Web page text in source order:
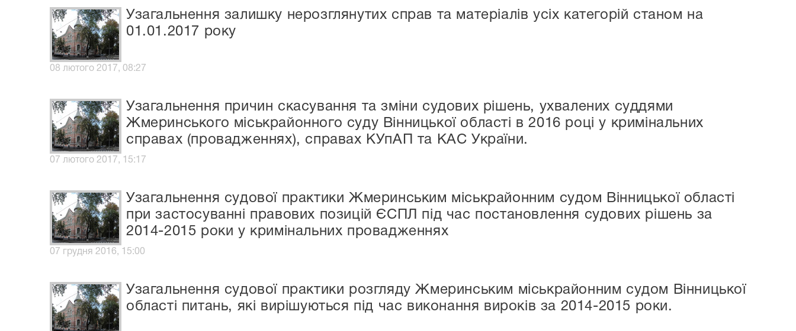
Узагальнення залишку нерозглянутих справ та матеріалів усіх категорій станом на
01.01.2017 року
08 лютого 2017, 08:27
Узагальнення причин скасування та зміни судових рішень, ухвалених суддями
Жмеринського міськрайонного суду Вінницької області в 2016 році у кримінальних
справах (провадженнях), справах КУпАП та КАС України.
07 лютого 2017, 15:17
Узагальнення судової практики Жмеринським міськрайонним судом Вінницької області
при застосуванні правових позицій ЄСПЛ під час постановлення судових рішень за
2014-2015 роки у кримінальних провадженнях
07 грудня 2016, 15:00
Узагальнення судової практики розгляду Жмеринським міськрайонним судом Вінницької
області питань, які вирішуються під час виконання вироків за 2014-2015 роки.